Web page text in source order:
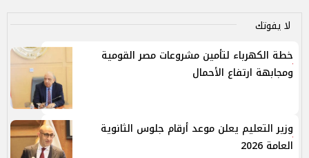
لا يفوتك
خطة الكهرباء لتأمين مشروعات مصر القومية
ومجابهة ارتفاع الأحمال
وزير التعليم يعلن موعد أرقام جلوس الثانوية
العامة 2026